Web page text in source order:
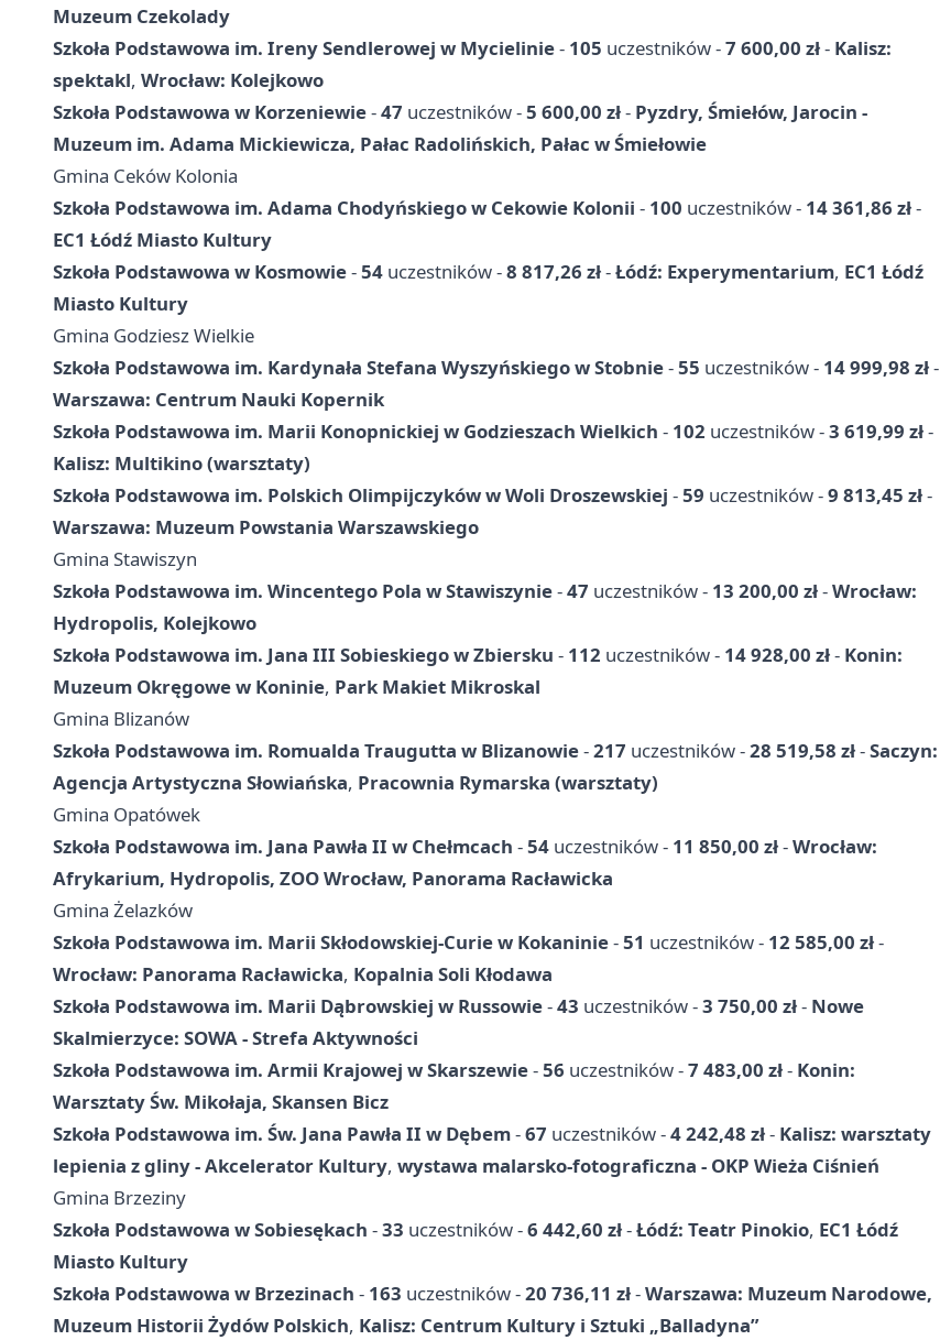
Muzeum Czekolady
Szkoła Podstawowa im. Ireny Sendlerowej w Mycielinie- 105 uczestników -7 600,00 zł- Kalisz:
spektakl, Wrocław: Kolejkowo
Szkoła Podstawowa w Korzeniewie-47 uczestników -5 600,00 zł- Pyzdry, Śmiełów, Jarocin -
Muzeum im. Adama Mickiewicza, Pałac Radolińskich, Pałac w Śmiełowie
Gmina Ceków Kolonia
Szkoła Podstawowa im. Adama Chodyńskiego w Cekowie Kolonii - 100 uczestników - 14 361,86 zł-
EC1 Łódź Miasto Kultury
Szkoła Podstawowa w Kosmowie-54 uczestników -8 817,26 zł-Łódź: Experymentarium, EC1 Łódź
Miasto Kultury
Gmina Godziesz Wielkie
Szkoła Podstawowa im. Kardynała Stefana Wyszyńskiego w Stobnie-55 uczestników - 14 999,98 zł-
Warszawa: Centrum Nauki Kopernik
Szkoła Podstawowa im. Marii Konopnickiej w Godzieszach Wielkich - 102 uczestników -3 619,99 zł-
Kalisz: Multikino (warsztaty)
Szkoła Podstawowa im. Polskich Olimpijczyków w Woli Droszewskiej -59 uczestników -9 813,45 zł-
Warszawa: Muzeum Powstania Warszawskiego
Gmina Stawiszyn
Szkoła Podstawowa im. Wincentego Pola w Stawiszynie-47 uczestników - 13 200,00 zł-Wrocław:
Hydropolis, Kolejkowo
Szkoła Podstawowa im. Jana III Sobieskiego w Zbiersku - 112 uczestników - 14 928,00 zł- Konin:
Muzeum Okręgowe w Koninie, Park Makiet Mikroskal
Gmina Blizanów
Szkoła Podstawowa im. Romualda Traugutta w Blizanowie-217 uczestników -28 519,58 zł-Saczyn:
Agencja Artystyczna Słowiańska, Pracownia Rymarska (warsztaty)
Gmina Opatówek
Szkoła Podstawowa im. Jana Pawła II w Chełmcach -54 uczestników - 11 850,00 zł-Wrocław:
Afrykarium, Hydropolis, ZOO Wrocław, Panorama Racławicka
Gmina Żelazków
Szkoła Podstawowa im. Marii Skłodowskiej-Curie w Kokaninie-51 uczestników - 12 585,00 zł-
Wrocław: Panorama Racławicka, Kopalnia Soli Kłodawa
Szkoła Podstawowa im. Marii Dąbrowskiej w Russowie-43 uczestników -3 750,00 zł- Nowe
Skalmierzyce: SOWA - Strefa Aktywności
Szkoła Podstawowa im. Armii Krajowej w Skarszewie-56 uczestników -7 483,00 zł- Konin:
Warsztaty Św. Mikołaja, Skansen Bicz
Szkoła Podstawowa im. Św. Jana Pawła II w Dębem-67 uczestników -4 242,48 zł- Kalisz: warsztaty
lepienia z gliny - Akcelerator Kultury, wystawa malarsko-fotograficzna - OKP Wieża Ciśnień
Gmina Brzeziny
Szkoła Podstawowa w Sobiesękach -33 uczestników -6 442,60 zł-Łódź: Teatr Pinokio, EC1 Łódź
Miasto Kultury
Szkoła Podstawowa w Brzezinach - 163 uczestników -20 736,11 zł-Warszawa: Muzeum Narodowe,
Muzeum Historii Żydów Polskich, Kalisz: Centrum Kultury i Sztuki „Balladyna”